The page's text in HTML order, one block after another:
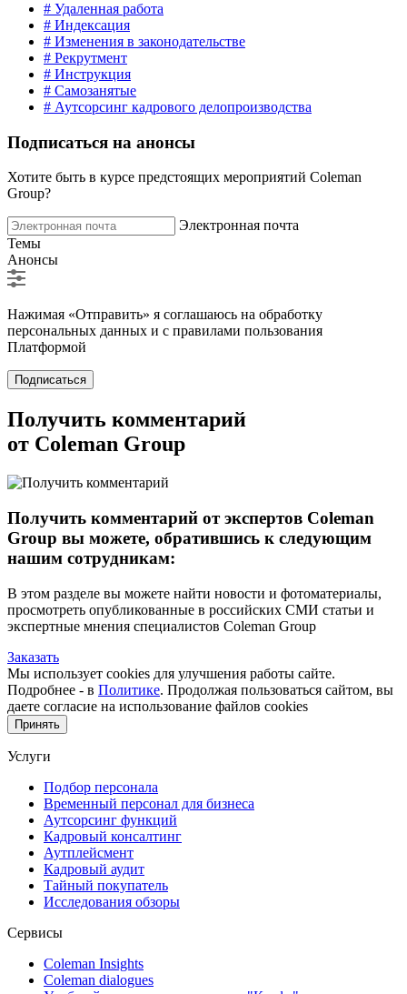
# Удаленная работа
# Индексация
# Изменения в законодательстве
# Рекрутмент
# Инструкция
# Самозанятые
# Аутсорсинг кадрового делопроизводства
Подписаться на анонсы
Хотите быть в курсе предстоящих мероприятий Coleman
Group?
Электронная почта
Темы
Анонсы
Нажимая «Отправить» я соглашаюсь на обработку
персональных данных и с правилами пользования
Платформой
Подписаться
Получить комментарий
от Coleman Group
Получить комментарий от экспертов Coleman
Group вы можете, обратившись к следующим
нашим сотрудникам:
В этом разделе вы можете найти новости и фотоматериалы,
просмотреть опубликованные в российских СМИ статьи и
экспертные мнения специалистов Coleman Group
Заказать
Мы использует cookies для улучшения работы сайте.
Подробнее - в Политике. Продолжая пользоваться сайтом, вы
даете согласие на использование файлов cookies
Принять
Услуги
Подбор персонала
Временный персонал для бизнеса
Аутсорсинг функций
Кадровый консалтинг
Аутплейсмент
Кадровый аудит
Тайный покупатель
Исследования обзоры
Сервисы
Coleman Insights
Coleman dialogues